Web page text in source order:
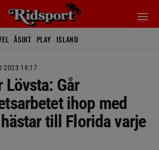
ÅSIKT PLAY ISLAND
2023 19:17
Lövsta: Går
ihop med
till Florida varje